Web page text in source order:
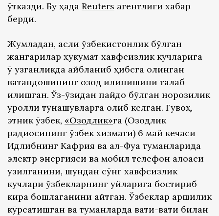
ўтказди. Бу ҳақда Reuters агентлиги хабар
берди.
Жумладан, асли ўзбекистонлик бўлган
жангарилар ҳукумат хавфсизлик кучларига
ўқ узганликда айбланиб ҳибсга олинган
ватандошининг озод қилинишини талаб
қилишган. Ўз-ўзидан пайдо бўлган норозилик
қуролли тўқнашувларга олиб келган. Гувоҳ,
этник ўзбек, «Озодлик»га (Озодлик
радиосининг ўзбек хизмати) 6 май кечаси
Идлибнинг Кафрия ва ал-Фуа туманларида
электр энергияси ва мобил телефон алоқаси
узилганини, шундан сўнг хавфсизлик
кучлари ўзбекларнинг уйларига бостириб
кира бошлаганини айтган. Ўзбеклар қаршилик
кўрсатишган ва туманларда вақти-вақти билан